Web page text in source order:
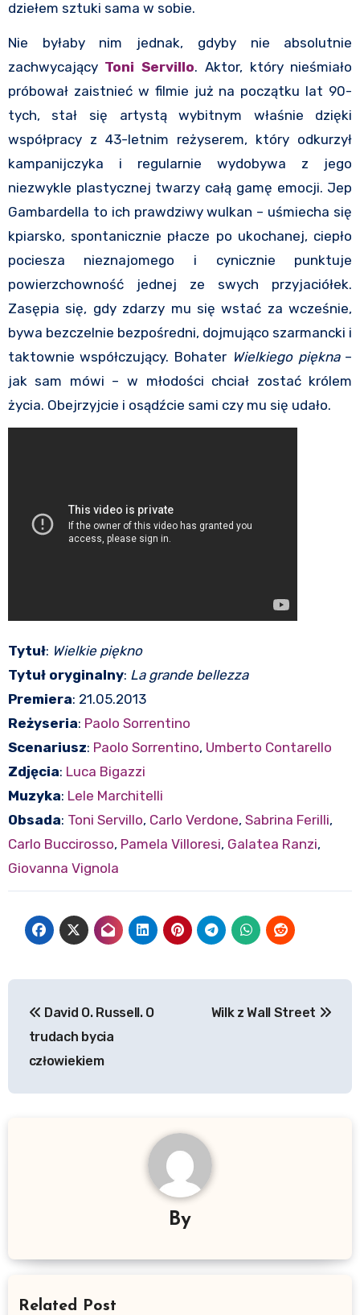
dziełem sztuki sama w sobie.
Nie byłaby nim jednak, gdyby nie absolutnie
zachwycający Toni Servillo. Aktor, który nieśmiało
próbował zaistnieć w filmie już na początku lat 90-
tych, stał się artystą wybitnym właśnie dzięki
współpracy z 43-letnim reżyserem, który odkurzył
kampanijczyka i regularnie wydobywa z jego
niezwykle plastycznej twarzy całą gamę emocji. Jep
Gambardella to ich prawdziwy wulkan – uśmiecha się
kpiarsko, spontanicznie płacze po ukochanej, ciepło
pociesza nieznajomego i cynicznie punktuje
powierzchowność jednej ze swych przyjaciółek.
Zasępia się, gdy zdarzy mu się wstać za wcześnie,
bywa bezczelnie bezpośredni, dojmująco szarmancki i
taktownie współczujący. Bohater Wielkiego piękna–
jak sam mówi – w młodości chciał zostać królem
życia. Obejrzyjcie i osądźcie sami czy mu się udało.
Tytuł: Wielkie piękno
Tytuł oryginalny: La grande bellezza
Premiera: 21.05.2013
Reżyseria: Paolo Sorrentino
Scenariusz: Paolo Sorrentino, Umberto Contarello
Zdjęcia: Luca Bigazzi
Muzyka: Lele Marchitelli
Obsada: Toni Servillo, Carlo Verdone, Sabrina Ferilli,
Carlo Buccirosso, Pamela Villoresi, Galatea Ranzi,
Giovanna Vignola
wpisu
David O. Russell. O
trudach bycia
człowiekiem
Wilk z Wall Street
By
Related Post